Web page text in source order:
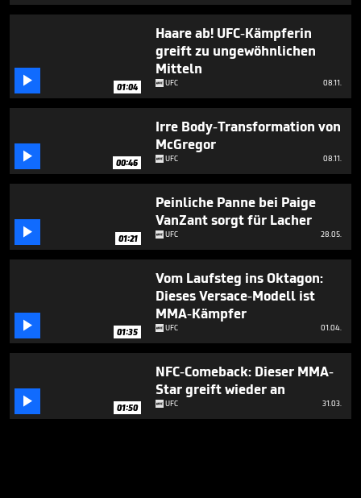
 01:04
Haare ab! UFC-Kämpferin
greift zu ungewöhnlichen
Mitteln
UFC 08.11.
 00:46
Irre Body-Transformation von
McGregor
UFC 08.11.
 01:21
Peinliche Panne bei Paige
VanZant sorgt für Lacher
UFC 28.05.
 01:35
Vom Laufsteg ins Oktagon:
Dieses Versace-Modell ist
MMA-Kämpfer
UFC 01.04.
 01:50
NFC-Comeback: Dieser MMA-
Star greift wieder an
UFC 31.03.